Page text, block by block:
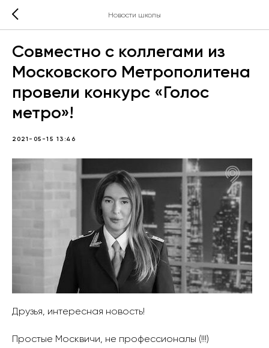
Новости школы
Совместно с коллегами из
Московского Метрополитена
провели конкурс «Голос
метро»!
2021-05-15 13:46
Друзья, интересная новость!
Простые Москвичи, не профессионалы (!!!)